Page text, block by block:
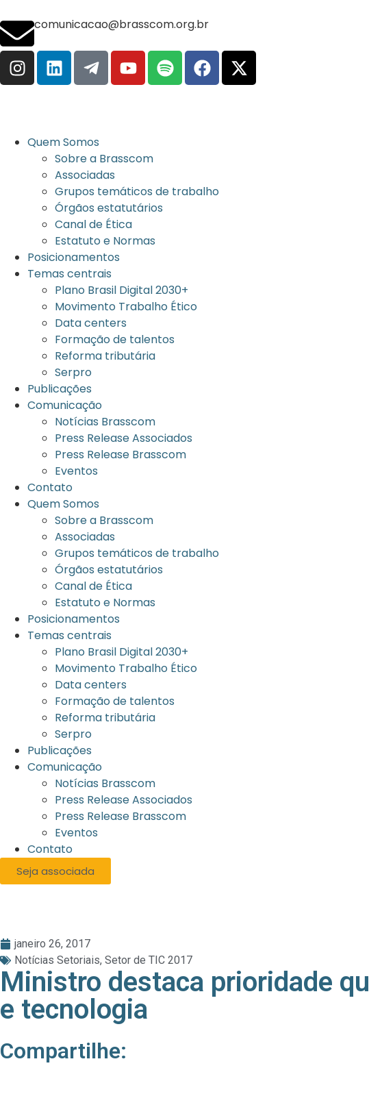
comunicacao@brasscom.org.br
Quem Somos
Sobre a Brasscom
Associadas
Grupos temáticos de trabalho
Órgãos estatutários
Canal de Ética
Estatuto e Normas
Posicionamentos
Temas centrais
Plano Brasil Digital 2030+
Movimento Trabalho Ético
Data centers
Formação de talentos
Reforma tributária
Serpro
Publicações
Comunicação
Notícias Brasscom
Press Release Associados
Press Release Brasscom
Eventos
Contato
Quem Somos
Sobre a Brasscom
Associadas
Grupos temáticos de trabalho
Órgãos estatutários
Canal de Ética
Estatuto e Normas
Posicionamentos
Temas centrais
Plano Brasil Digital 2030+
Movimento Trabalho Ético
Data centers
Formação de talentos
Reforma tributária
Serpro
Publicações
Comunicação
Notícias Brasscom
Press Release Associados
Press Release Brasscom
Eventos
Contato
Seja associada
janeiro 26, 2017
Notícias Setoriais, Setor de TIC 2017
Ministro destaca prioridade
e tecnologia
Compartilhe: